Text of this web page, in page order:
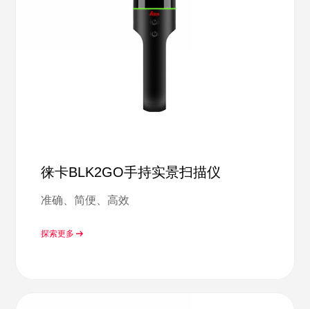
徕卡BLK2GO手持实景扫描仪
准确、简便、高效
探索更多